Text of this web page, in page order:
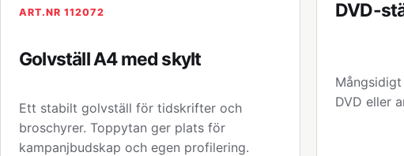
ART.NR 112072
Golvställ A4 med skylt
Ett stabilt golvställ för tidskrifter och
broschyrer. Toppytan ger plats för
kampanjbudskap och egen profilering.
DVD-
DVD eller